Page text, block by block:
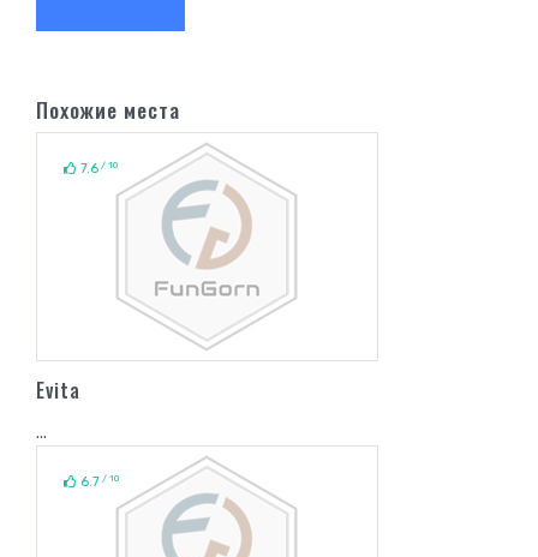
Похожие места
7.6 / 10
Evita
...
6.7 / 10